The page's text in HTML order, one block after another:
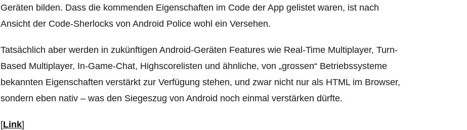
Geräten bilden. Dass die kommenden Eigenschaften im Code der App gelistet waren, ist nach
Ansicht der Code-Sherlocks von Android Police wohl ein Versehen.
Tatsächlich aber werden in zukünftigen Android-Geräten Features wie Real-Time Multiplayer, Turn-
Based Multiplayer, In-Game-Chat, Highscorelisten und ähnliche, von „grossen“ Betriebssysteme
bekannten Eigenschaften verstärkt zur Verfügung stehen, und zwar nicht nur als HTML im Browser,
sondern eben nativ – was den Siegeszug von Android noch einmal verstärken dürfte.
[Link]